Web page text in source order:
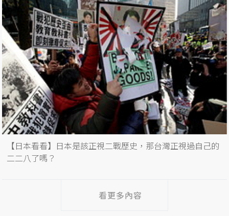
【日本看看】日本是該正視二戰歷史，那台灣正視過自己的
二二八了嗎？
看更多內容